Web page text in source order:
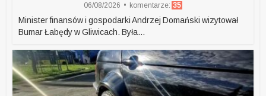
06/08/2026 komentarze: 35
Minister finansów i gospodarki Andrzej Domański wizytował
Bumar Łabędy w Gliwicach. Była...